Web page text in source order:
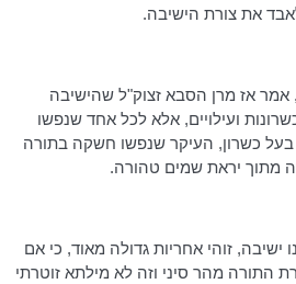
את צורת הישיבה.
, אמר אז מרן הסבא זצוק"ל שהישיבה
ועילויים, אלא לכל אחד שנפשו
בעל כשרון, העיקר שנפשו חשקה בתורה
מתוך יראת שמים טהורה.
ישיבה, זוהי אחריות גדולה מאוד, כי אם
התורה מהר סיני וזה לא מילתא זוטרתי